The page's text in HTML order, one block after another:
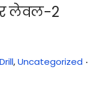
लेवल-2
,Uncategorized .